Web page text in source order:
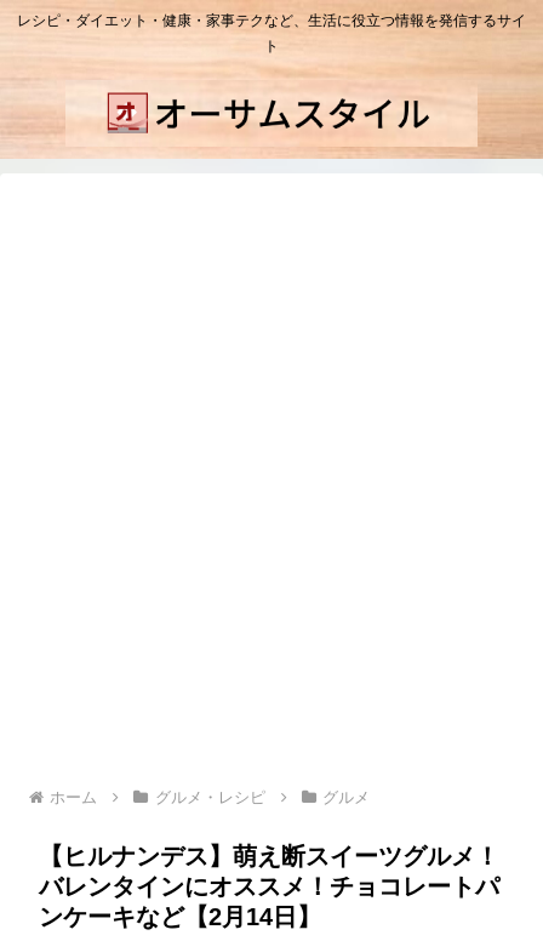
レシピ・ダイエット・健康・家事テクなど、生活に役立つ情報を発信するサイ
ト
ホーム グルメ・レシピ グルメ
【ヒルナンデス】萌え断スイーツグルメ！
バレンタインにオススメ！チョコレートパ
ンケーキなど【2月14日】